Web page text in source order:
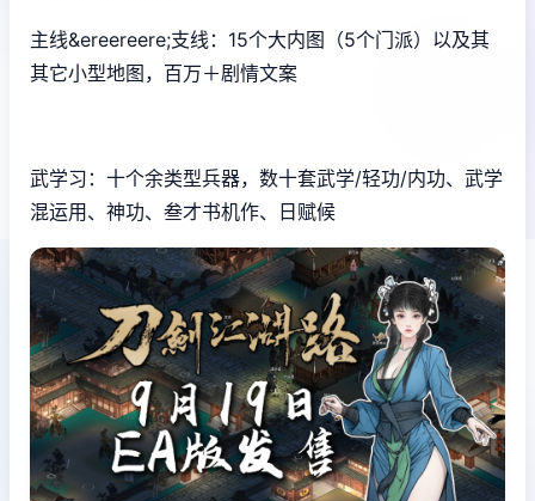
主线&ereereere;支线：15个大内图（5个门派）以及其
其它小型地图，百万＋剧情文案
武学习：十个余类型兵器，数十套武学/轻功/内功、武学
混运用、神功、叁才书机作、日赋候